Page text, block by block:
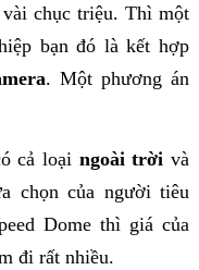
chục triệu. Thì một
bạn đó là kết hợp
. Một phương án
cả loại ngoài trời và
chọn của người tiêu
Dome thì giá của
đi rất nhiều.